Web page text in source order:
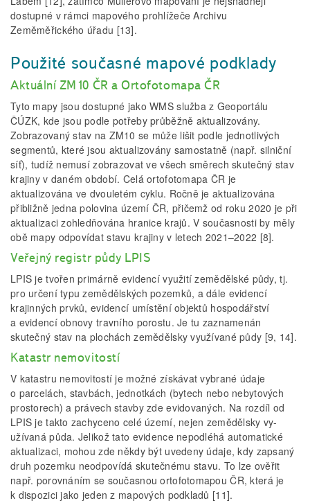
dostupné v rámci mapového prohlížeče Archivu
Zeměměřického úřadu [13].
Použité současné mapové podklady
Aktuální ZM10 ČR a Ortofotomapa ČR
Tyto mapy jsou dostupné jako WMS služba z Geoportálu
ČÚZK, kde jsou podle potřeby průběžně aktualizovány.
Zobrazovaný stav na ZM10 se může lišit podle jednotlivých
segmentů, které jsou aktualizovány samostatně (např. silniční
síť), tudíž nemusí zobrazovat ve všech směrech skutečný stav
krajiny v daném období. Celá ortofotomapa ČR je
aktualizována ve dvouletém cyklu. Ročně je aktualizována
přibližně jedna polovina území ČR, přičemž od roku 2020 je při
aktualizaci zohledňována hranice krajů. V současnosti by měly
obě mapy odpovídat stavu krajiny v letech 2021–2022 [8].
Veřejný registr půdy LPIS
LPIS je tvořen primárně evidencí využití zemědělské půdy, tj.
pro určení typu zemědělských pozemků, a dále evidencí
krajinných prvků, evidencí umístění objektů hospodářství
a evidencí obnovy travního porostu. Je tu zaznamenán
skutečný stav na plochách zemědělsky využívané půdy [9, 14].
Katastr nemovitostí
V katastru nemovitostí je možné získávat vybrané údaje
o parcelách, stavbách, jednotkách (bytech nebo nebytových
prostorech) a právech stavby zde evidovaných. Na rozdíl od
LPIS je takto zachyceno celé území, nejen zemědělsky vy-
užívaná půda. Jelikož tato evidence nepodléhá automatické
aktualizaci, mohou zde někdy být uvedeny údaje, kdy zapsaný
druh pozemku neodpovídá skutečnému stavu. To lze ověřit
např. porovnáním se současnou ortofotomapou ČR, která je
k dispozici jako jeden z mapových podkladů [11].